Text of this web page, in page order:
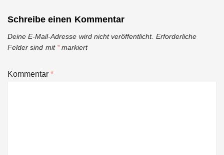
Schreibe einen Kommentar
Deine E-Mail-Adresse wird nicht veröffentlicht. Erforderliche
Felder sind mit *markiert
Kommentar*